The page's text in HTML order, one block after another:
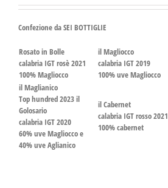
Confezione da SEI BOTTIGLIE
Rosato in Bolle
calabria IGT rosè 2021
100% Magliocco
il Magliocco
calabria IGT 2019
100% uve Magliocco
il Maglianico
Top hundred 2023 il
Golosario
calabria IGT 2020
60% uve Magliocco e
40% uve Aglianico
il Cabernet
calabria IGT rosso 2021
100% cabernet